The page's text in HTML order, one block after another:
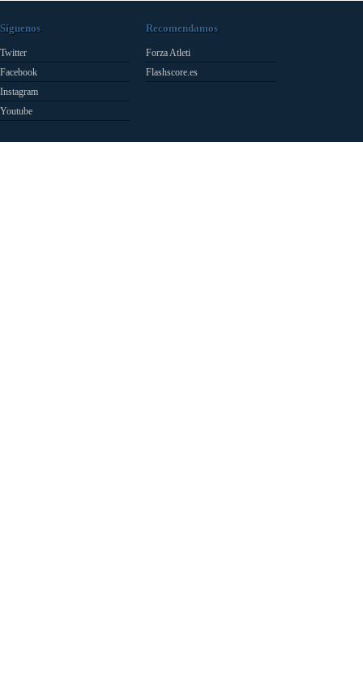
Síguenos
Twitter
Facebook
Instagram
Youtube
Recomendamos
Forza Atleti
Flashscore.es